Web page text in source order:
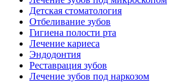
Детская стоматология
Отбеливание зубов
Гигиена полости рта
Лечение кариеса
Эндодонтия
Реставрация зубов
Лечение зубов под наркозом